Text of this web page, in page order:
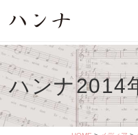
ハンナ